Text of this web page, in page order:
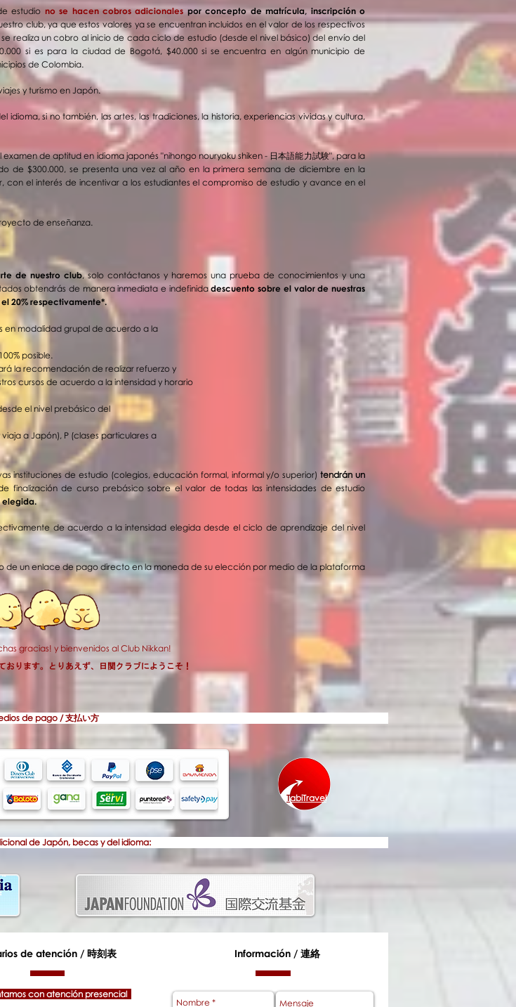
gracias! y bienvenidos al Club Nikkan!
おります。とりあえず、 日関クラブにようこそ！
estudio no se hacen cobros adicionales por concepto de matrícula, inscripción o
club, ya que estos valores ya se encuentran incluidos en el valor de los respectivos
realiza un cobro al inicio de cada ciclo de estudio (desde el nivel básico) del envío del
si es para la ciudad de Bogotá, $40.000 si se encuentra en algún municipio de
de Colombia.
y turismo enJapón.
idioma, si notambién,las artes, las tradiciones, la historia, experiencias vividas y cultura,
de aptitud en idioma japonés "nihongo nouryoku shiken -日本語能力試験", para la
de $300.000, se presenta una vez al año en la primera semana de diciembre en la
con el interés de incentivar a los estudiantes el compromiso de estudio y avance en el
de enseñanza.
de nuestro club, solo contáctanos y haremos una prueba de conocimientos yuna
obtendrás de manera inmediata e indefinidadescuento sobre el valor de nuestras
20% respectivamente*.
en modalidad grupal de acuerdo a la
posible.
la recomendación de realizar refuerzo y
cursos de acuerdo a la intensidad y horario
el nivel prebásico del
a Japón), P (clases particulares a
instituciones de estudio (colegios, educación formal, informal y/o superior)tendrán un
finalización de curso prebásico sobre el valor de todas las intensidades de estudio
elegida.
de acuerdo a la intensidad elegida desde el ciclo de aprendizaje del nivel
de un enlacede pago directoen la moneda de su elección por medio de la plataforma
TabiTravel
de pago / 支払い方
de Japón, becas y del idioma:
de atención /時刻表
con atención presencial
Información / 連絡